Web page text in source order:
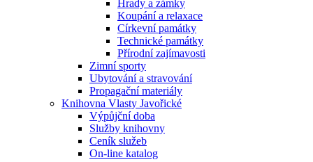
Hrady a zámky
Koupání a relaxace
Církevní památky
Technické památky
Přírodní zajímavosti
Zimní sporty
Ubytování a stravování
Propagační materiály
Knihovna Vlasty Javořické
Výpůjční doba
Služby knihovny
Ceník služeb
On-line katalog